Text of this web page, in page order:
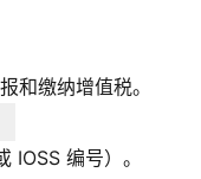
和缴纳增值税。
IOSS 编号）。